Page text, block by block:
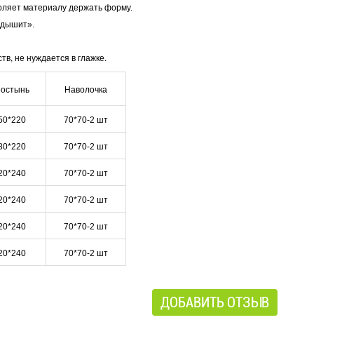
материалу держать форму.
не нуждается в глажке.
Наволочка
70*70-2 шт
70*70-2 шт
70*70-2 шт
70*70-2 шт
70*70-2 шт
70*70-2 шт
ДОБАВИТЬ ОТЗЫВ